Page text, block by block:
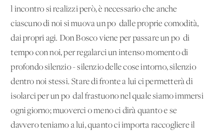
l'incontro si realizzi però, è necessario che anche
ciascuno di noi si muova un po' dalle proprie comodità,
dai propri agi. Don Bosco viene per passare un po' di
tempo con noi, per regalarci un intenso momento di
profondo silenzio - silenzio delle cose intorno, silenzio
dentro noi stessi. Stare di fronte a lui ci permetterà di
isolarci per un po' dal frastuono nel quale siamo immersi
ogni giorno; muoverci o meno ci dirà quanto e se
davvero teniamo a lui, quanto ci importa raccogliere il